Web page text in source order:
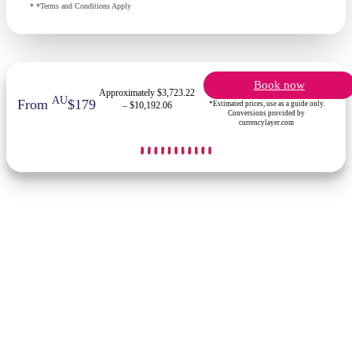
* *Terms and Conditions Apply
From AU$179
Approximately $3,723.22
– $10,192.06
Book now
*Estimated prices, use as a guide only.
Conversions provided by
currencylayer.com